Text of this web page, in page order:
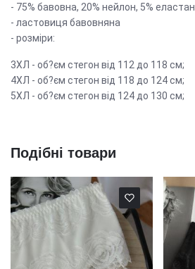
- 75% бавовна, 20% нейлон, 5% еластан
- ластовиця бавовняна
- розміри:
3ХЛ - об?єм стегон від 112 до 118 см;
4ХЛ - об?єм стегон від 118 до 124 см;
5ХЛ - об?єм стегон від 124 до 130 см;
Подібні товари